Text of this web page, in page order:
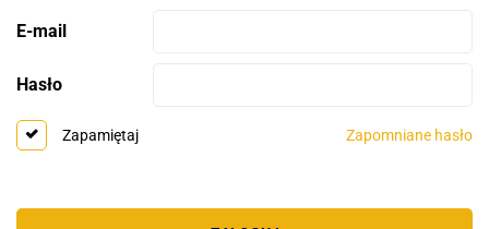
E-mail
Hasło
Zapamiętaj Zapomniane hasło